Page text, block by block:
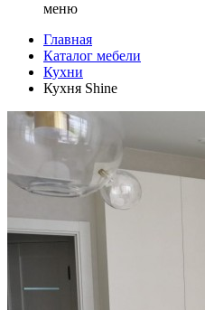
меню
Главная
Каталог мебели
Кухни
Кухня Shine